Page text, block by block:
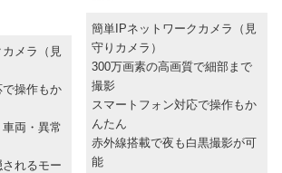
メラ（見
操作もか
両・異常
れるモー
簡単IPネットワークカメラ（見
守りカメラ）
300万画素の高画質で細部まで
撮影
スマートフォン対応で操作もか
んたん
赤外線搭載で夜も白黒撮影が可
能